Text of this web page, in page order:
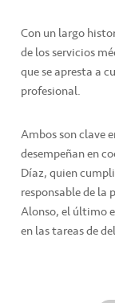
Con un largo
de los servicios
que se apresta a
profesional.
Ambos son clave
desempeñan en
Díaz, quien
responsable de
Alonso, el último
en las tareas de